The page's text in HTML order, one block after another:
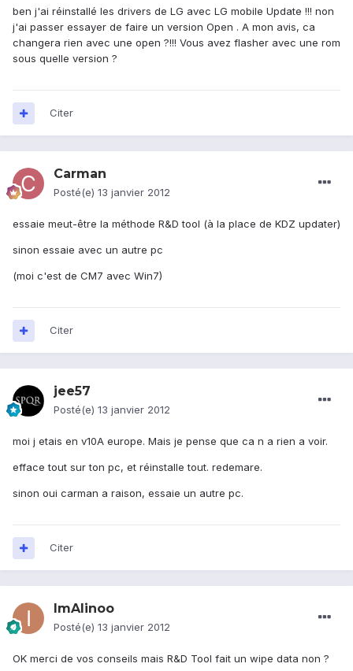
ben j'ai réinstallé les drivers de LG avec LG mobile Update !!! non
j'ai passer essayer de faire un version Open . A mon avis, ca
changera rien avec une open ?!!! Vous avez flasher avec une rom
sous quelle version ?
Citer
Carman
Posté(e) 13 janvier 2012
essaie meut-être la méthode R&D tool (à la place de KDZ updater)
sinon essaie avec un autre pc
(moi c'est de CM7 avec Win7)
Citer
jee57
Posté(e) 13 janvier 2012
moi j etais en v10A europe. Mais je pense que ca n a rien a voir.
efface tout sur ton pc, et réinstalle tout. redemare.
sinon oui carman a raison, essaie un autre pc.
Citer
ImAlinoo
Posté(e) 13 janvier 2012
OK merci de vos conseils mais R&D Tool fait un wipe data non ?